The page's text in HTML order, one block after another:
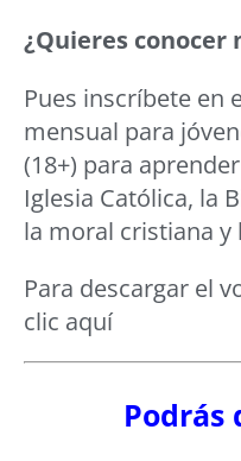
¿Quieres
Pues inscríbete en
mensual para
(18+) para
Iglesia Católica, la
la moral cristiana
Para descargar el
clic aquí